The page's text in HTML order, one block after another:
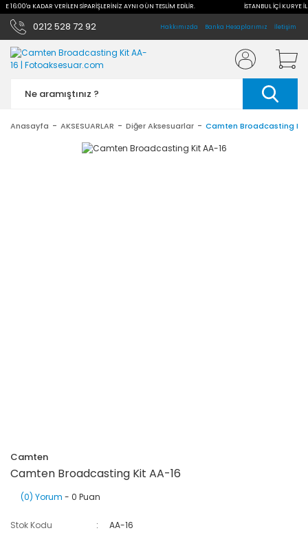
16:00'a KADAR VERİLEN SİPARİŞLERİNİZ AYNI GÜN TESLİM EDİLİR. İSTANBUL İÇİ KURYE
0212 528 72 92 Hakkımızda Banka Hesaplarımız İletişim
Anasayfa AKSESUARLAR Diğer Aksesuarlar Camten Broadcasting Kit
Camten
Camten Broadcasting Kit AA-16
(0) Yorum - 0 Puan
Stok Kodu
AA-16